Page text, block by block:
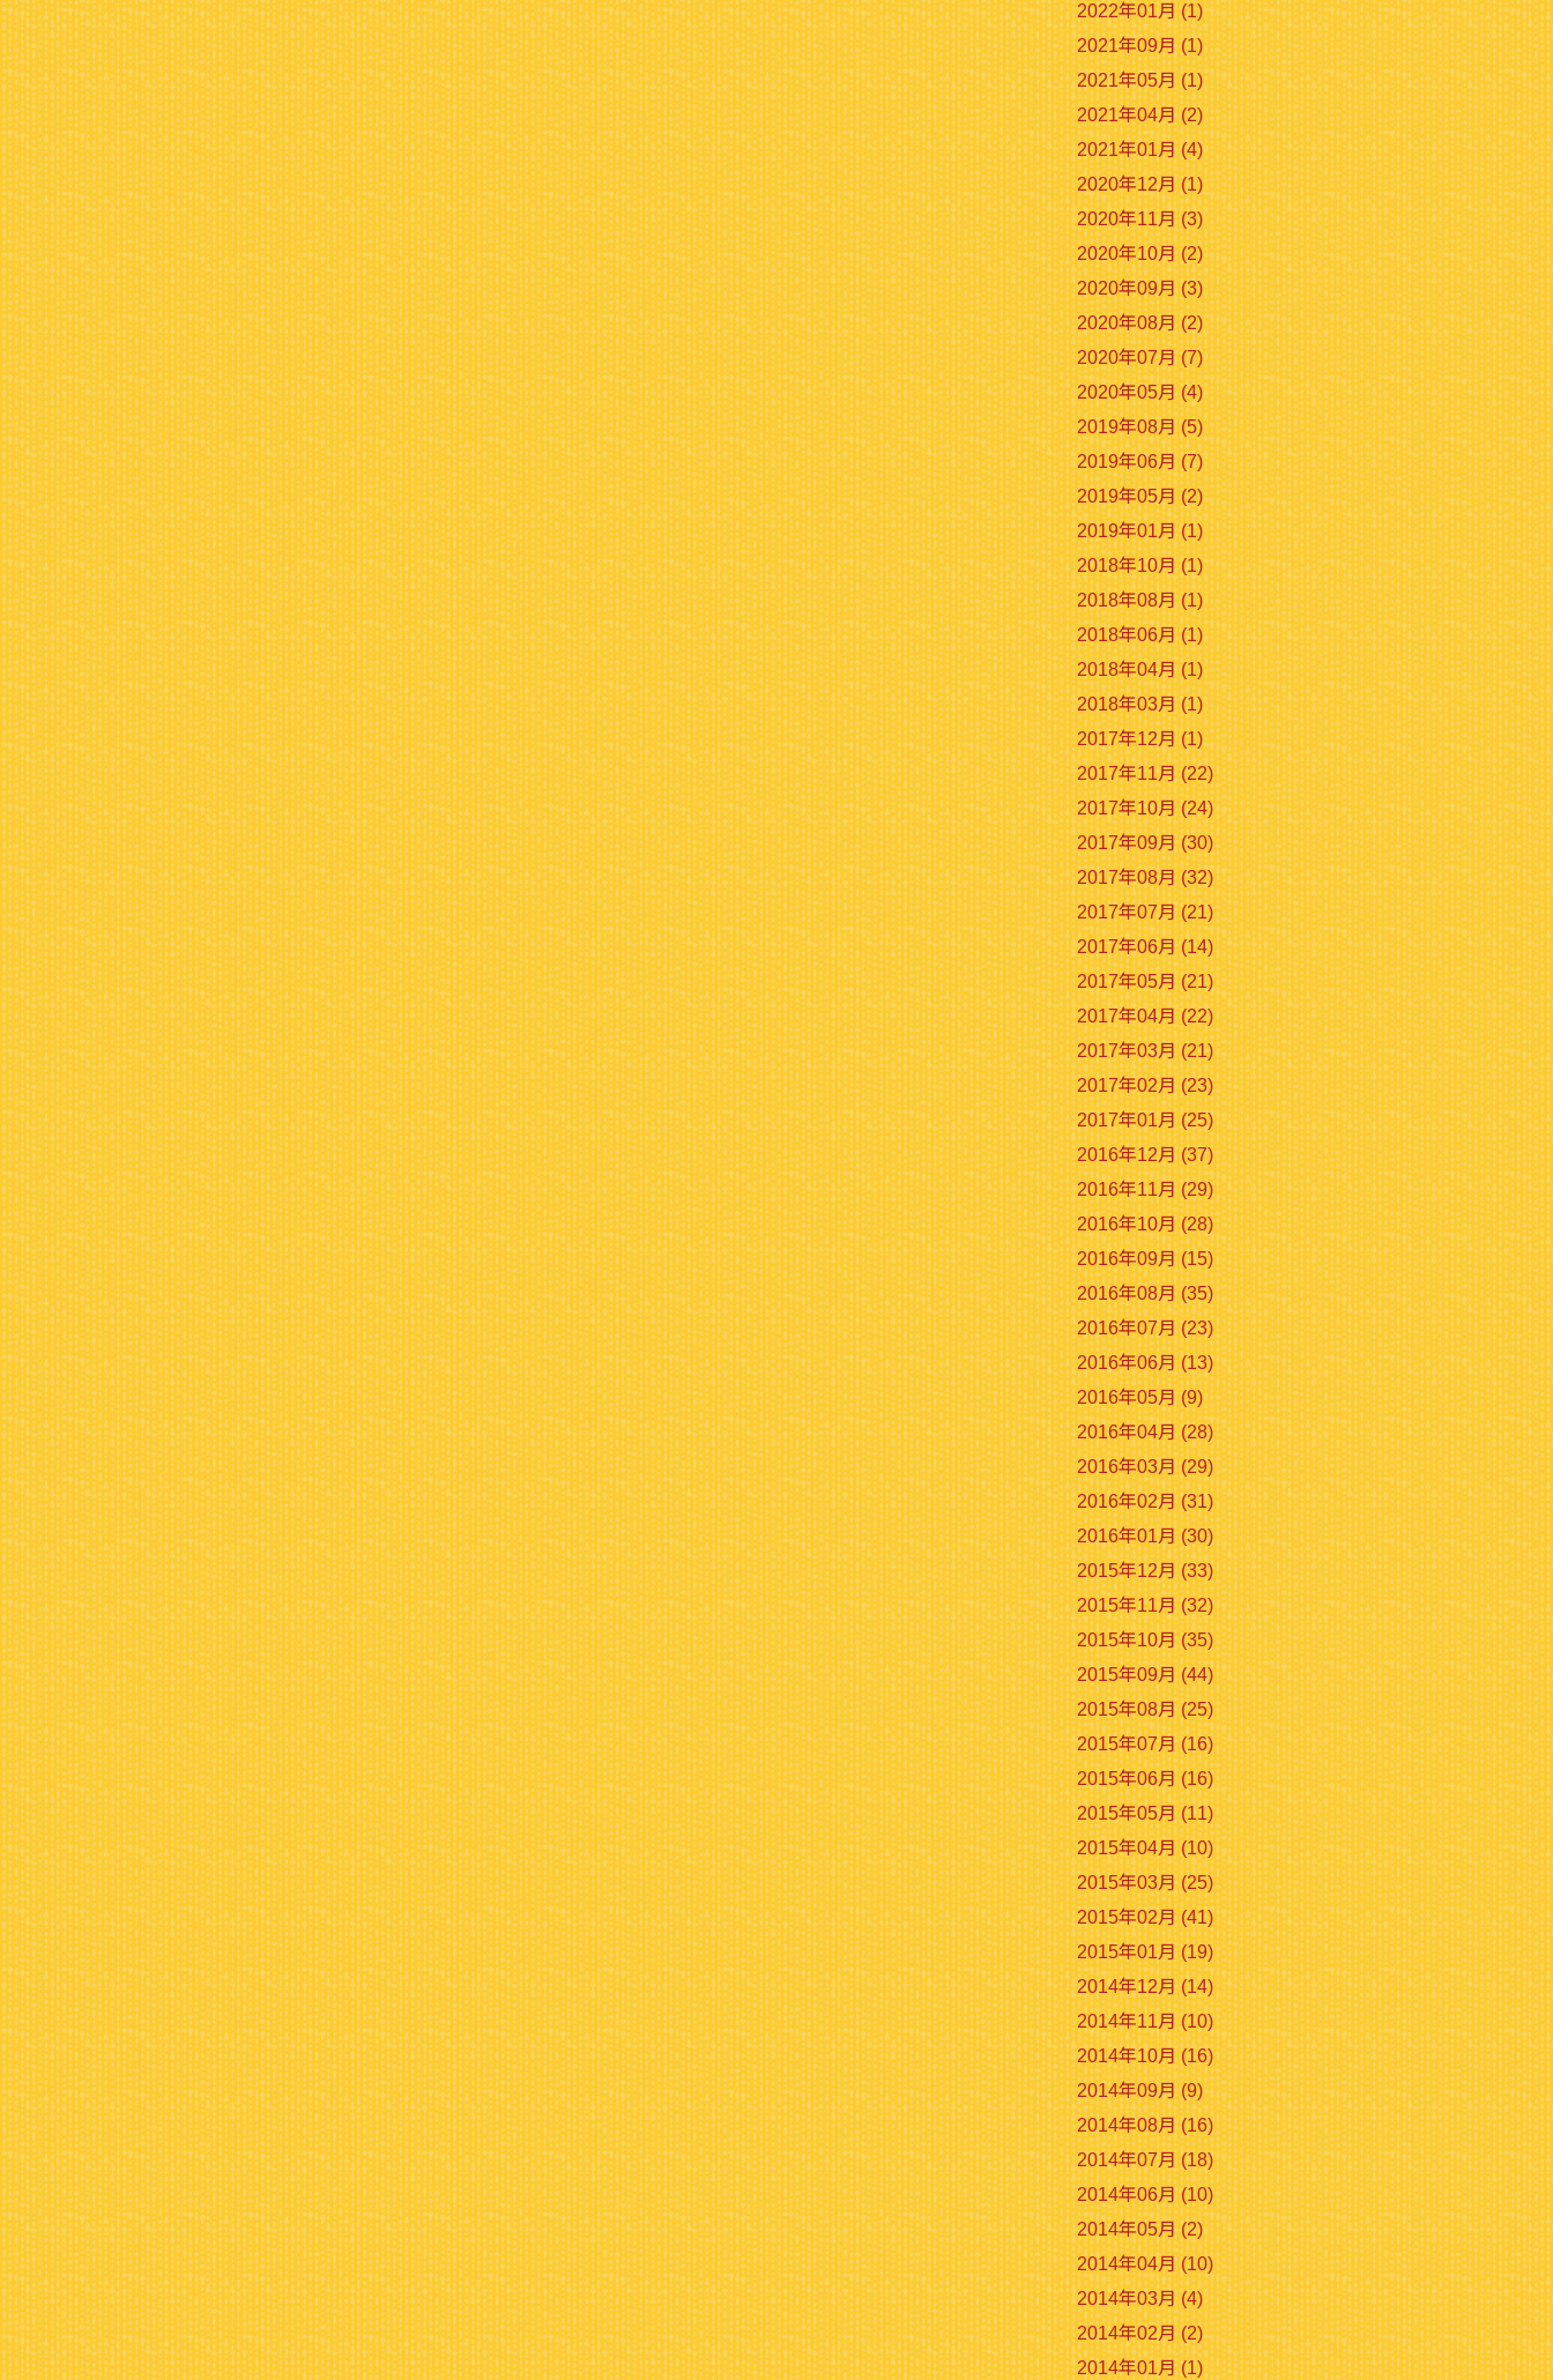
2022年01月 (1)
2021年09月 (1)
2021年05月 (1)
2021年04月 (2)
2021年01月 (4)
2020年12月 (1)
2020年11月 (3)
2020年10月 (2)
2020年09月 (3)
2020年08月 (2)
2020年07月 (7)
2020年05月 (4)
2019年08月 (5)
2019年06月 (7)
2019年05月 (2)
2019年01月 (1)
2018年10月 (1)
2018年08月 (1)
2018年06月 (1)
2018年04月 (1)
2018年03月 (1)
2017年12月 (1)
2017年11月 (22)
2017年10月 (24)
2017年09月 (30)
2017年08月 (32)
2017年07月 (21)
2017年06月 (14)
2017年05月 (21)
2017年04月 (22)
2017年03月 (21)
2017年02月 (23)
2017年01月 (25)
2016年12月 (37)
2016年11月 (29)
2016年10月 (28)
2016年09月 (15)
2016年08月 (35)
2016年07月 (23)
2016年06月 (13)
2016年05月 (9)
2016年04月 (28)
2016年03月 (29)
2016年02月 (31)
2016年01月 (30)
2015年12月 (33)
2015年11月 (32)
2015年10月 (35)
2015年09月 (44)
2015年08月 (25)
2015年07月 (16)
2015年06月 (16)
2015年05月 (11)
2015年04月 (10)
2015年03月 (25)
2015年02月 (41)
2015年01月 (19)
2014年12月 (14)
2014年11月 (10)
2014年10月 (16)
2014年09月 (9)
2014年08月 (16)
2014年07月 (18)
2014年06月 (10)
2014年05月 (2)
2014年04月 (10)
2014年03月 (4)
2014年02月 (2)
2014年01月 (1)